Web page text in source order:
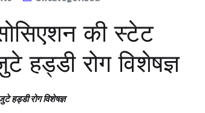
की स्टेट
रोग विशेषज्ञ
हड्डी रोग विशेषज्ञ